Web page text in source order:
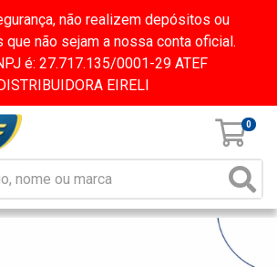
não realizem depósitos ou
que não sejam a nossa conta oficial.
é: 27.717.135/0001-29 ATEF
EIRELI
0